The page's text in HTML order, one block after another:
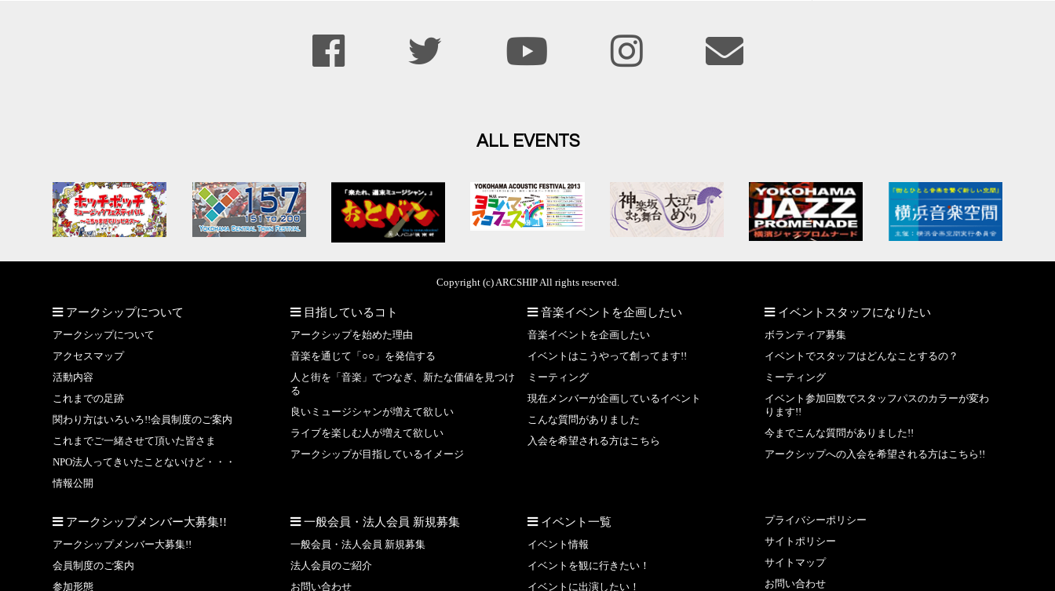
ALL EVENTS
Copyright (c) ARCSHIP All rights reserved.
アークシップについて
アークシップについて
アクセスマップ
活動内容
これまでの足跡
関わり方はいろいろ!!会員制度のご案内
これまでご一緒させて頂いた皆さま
NPO法人ってきいたことないけど・・・
情報公開
目指しているコト
アークシップを始めた理由
音楽を通じて「○○」を発信する
人と街を「音楽」でつなぎ、新たな価値を見つけ
る
良いミュージシャンが増えて欲しい
ライブを楽しむ人が増えて欲しい
アークシップが目指しているイメージ
音楽イベントを企画したい
音楽イベントを企画したい
イベントはこうやって創ってます!!
ミーティング
現在メンバーが企画しているイベント
こんな質問がありました
入会を希望される方はこちら
イベントスタッフになりたい
ボランティア募集
イベントでスタッフはどんなことするの？
ミーティング
イベント参加回数でスタッフパスのカラーが変わ
ります!!
今までこんな質問がありました!!
アークシップへの入会を希望される方はこちら!!
アークシップメンバー大募集!!
アークシップメンバー大募集!!
会員制度のご案内
参加形態
一般会員・法人会員 新規募集
一般会員・法人会員 新規募集
法人会員のご紹介
お問い合わせ
イベント一覧
イベント情報
イベントを観に行きたい！
イベントに出演したい！
プライバシーポリシー
サイトポリシー
サイトマップ
お問い合わせ